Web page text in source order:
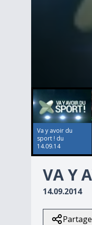
0
seconds
of
minutes,
21
secondsVolume
90%
Va y avoir du
sport ! du
14.09.14
VA Y
14.09.2014